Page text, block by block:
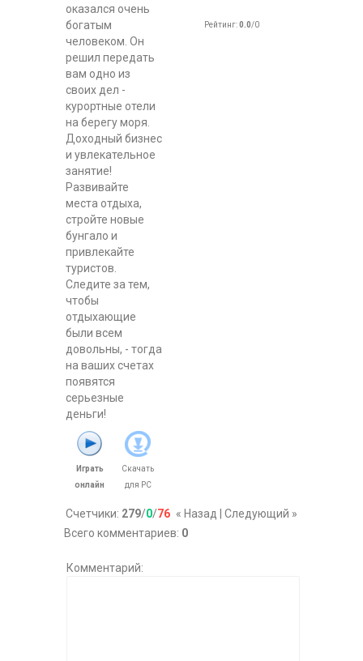
оказался очень
богатым
человеком. Он
решил передать
вам одно из
своих дел -
курортные отели
на берегу моря.
Доходный бизнес
и увлекательное
занятие!
Развивайте
места отдыха,
стройте новые
бунгало и
привлекайте
туристов.
Следите за тем,
чтобы
отдыхающие
были всем
довольны, - тогда
на ваших счетах
появятся
серьезные
деньги!
Играть
онлайн
Скачать
для PC
Рейтинг:0.0/0
« Назад Следующий »
Счетчики: 279/0/76
Всего комментариев: 0
Комментарий: